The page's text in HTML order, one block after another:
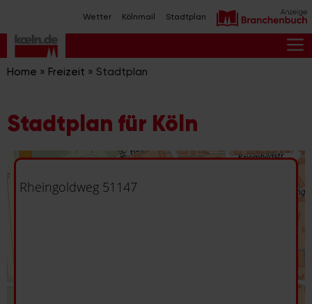
Inhalt
springen
Wetter Kölnmail Stadtplan
Home » Freizeit » Stadtplan
Stadtplan für Köln